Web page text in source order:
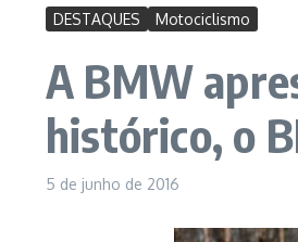
DESTAQUES Motociclismo
A BMW
histórico, o
5 de junho de 2016